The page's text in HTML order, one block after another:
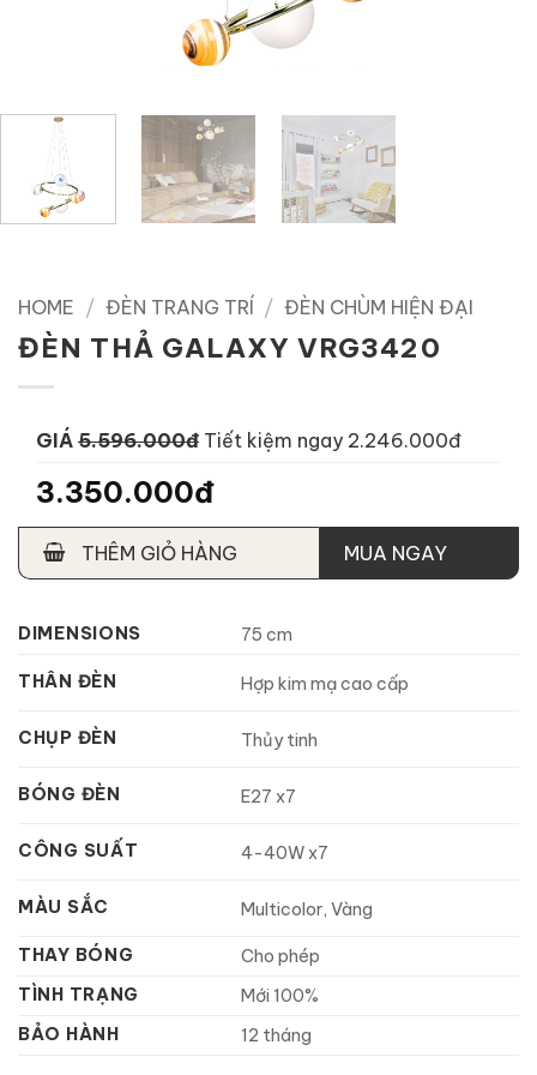
HOME / ĐÈN TRANG TRÍ / ĐÈN CHÙM HIỆN ĐẠI
ĐÈN THẢ GALAXY VRG3420
GIÁ 5.596.000đ Tiết kiệm ngay 2.246.000đ
3.350.000đ
THÊM GIỎ HÀNG MUA NGAY
DIMENSIONS 75 cm
THÂN ĐÈN Hợp kim mạ cao cấp
CHỤP ĐÈN Thủy tinh
BÓNG ĐÈN E27 x7
CÔNG SUẤT 4-40W x7
MÀU SẮC Multicolor, Vàng
THAY BÓNG
Cho phép
TÌNH TRẠNG
Mới 100%
BẢO HÀNH
12 tháng